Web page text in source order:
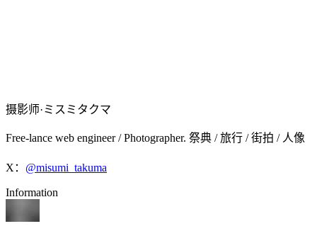
摄影师·ミスミタクマ
Free-lance web engineer / Photographer. 祭典 / 旅行 / 街拍 / 人像
X： @misumi_takuma
Information